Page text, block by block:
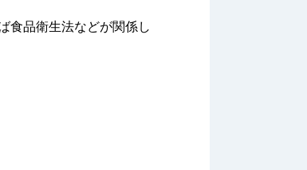
食品衛生法などが関係し